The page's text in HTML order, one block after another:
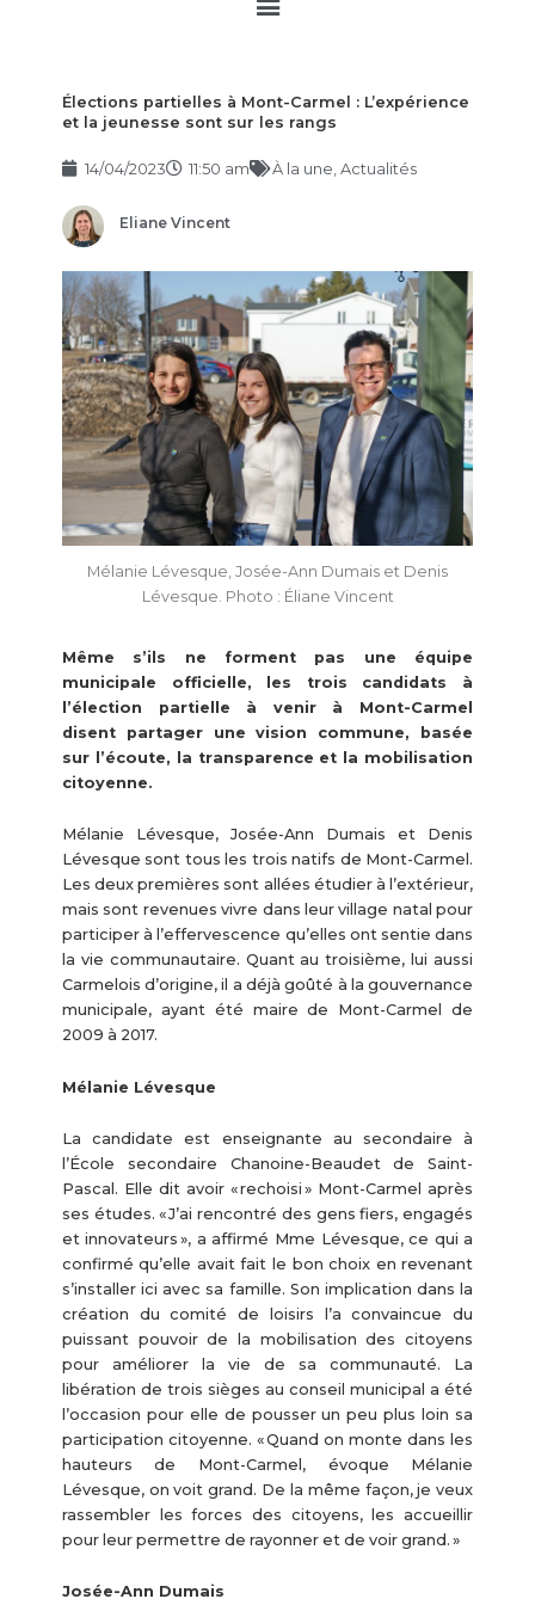
Élections partielles à Mont-Carmel : L’expérience
et la jeunesse sont sur les rangs
14/04/2023 11:50 am À la une Actualités
Eliane Vincent
Mélanie Lévesque, Josée-Ann Dumais et Denis
Lévesque. Photo : Éliane Vincent
Même s’ils ne forment pas une équipe
municipale officielle, les trois candidats à
l’élection partielle à venir à Mont-Carmel
disent partager une vision commune, basée
sur l’écoute, la transparence et la mobilisation
citoyenne.
Mélanie Lévesque, Josée-Ann Dumais et Denis
Lévesque sont tous les trois natifs de Mont-Carmel.
Les deux premières sont allées étudier à l’extérieur,
mais sont revenues vivre dans leur village natal pour
participer à l’effervescence qu’elles ont sentie dans
la vie communautaire. Quant au troisième, lui aussi
Carmelois d’origine, il a déjà goûté à la gouvernance
municipale, ayant été maire de Mont-Carmel de
2009 à 2017.
Mélanie Lévesque
La candidate est enseignante au secondaire à
l’École secondaire Chanoine-Beaudet de Saint-
Pascal. Elle dit avoir « rechoisi » Mont-Carmel après
ses études. « J’ai rencontré des gens fiers, engagés
et innovateurs », a affirmé Mme Lévesque, ce qui a
confirmé qu’elle avait fait le bon choix en revenant
s’installer ici avec sa famille. Son implication dans la
création du comité de loisirs l’a convaincue du
puissant pouvoir de la mobilisation des citoyens
pour améliorer la vie de sa communauté. La
libération de trois sièges au conseil municipal a été
l’occasion pour elle de pousser un peu plus loin sa
participation citoyenne. « Quand on monte dans les
hauteurs de Mont-Carmel, évoque Mélanie
Lévesque, on voit grand. De la même façon, je veux
rassembler les forces des citoyens, les accueillir
pour leur permettre de rayonner et de voir grand. »
Josée-Ann Dumais